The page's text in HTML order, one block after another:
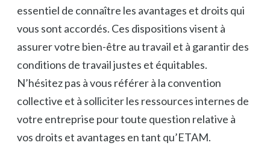
essentiel de connaître les avantages et droits qui
vous sont accordés. Ces dispositions visent à
assurer votre bien-être au travail et à garantir des
conditions de travail justes et équitables.
N’hésitez pas à vous référer à la convention
collective et à solliciter les ressources internes de
votre entreprise pour toute question relative à
vos droits et avantages en tant qu’ETAM.